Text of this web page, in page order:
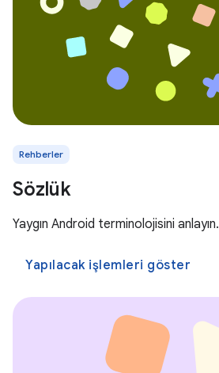
Rehberler
Sözlük
Yaygın Android terminolojisini anlayın.
Yapılacak işlemleri göster